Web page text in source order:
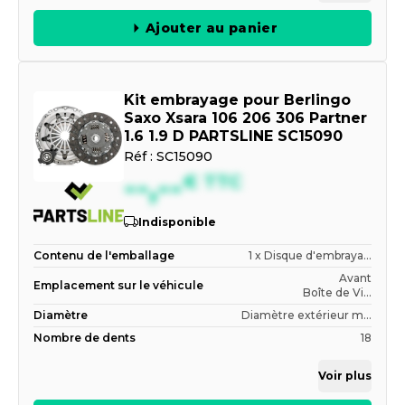
Ajouter au panier
Kit embrayage pour Berlingo
Saxo Xsara 106 206 306 Partner
1.6 1.9 D PARTSLINE SC15090
Réf : SC15090
--,--€ TTC
Indisponible
Contenu de l'emballage 1 x Disque d'embraya...
Emplacement sur le véhicule
Avant
Boîte de Vi...
Diamètre
Diamètre extérieur m...
Nombre de dents
18
Voir plus